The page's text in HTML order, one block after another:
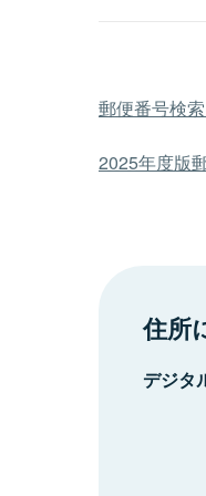
郵便番号検
2025年度版
住所
デジタ